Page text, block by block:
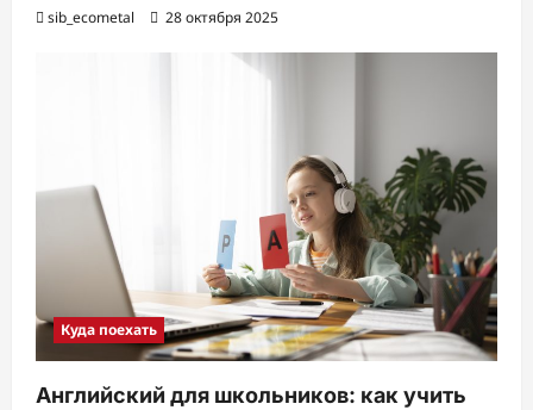
sib_ecometal 28 октября 2025
Куда поехать
Английский для школьников: как учить